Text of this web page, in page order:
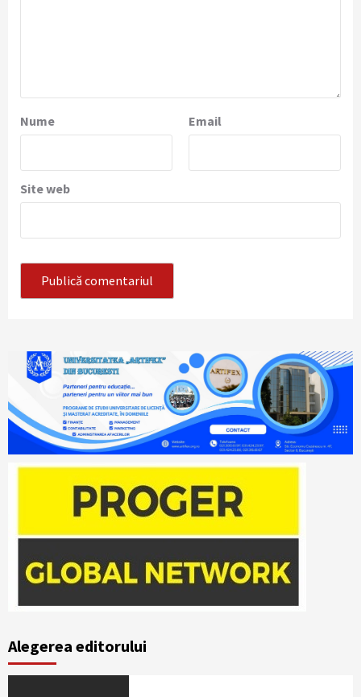
Nume Email
Site web
Alegerea editorului